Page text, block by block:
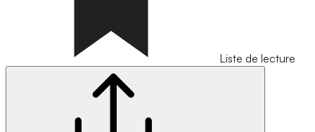
Liste de lecture